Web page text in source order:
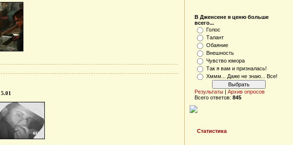
5.01
В Дженсене я ценю больше
всего...
Голос
Талант
Обаяние
Внешность
Чувство юмора
Так я вам и призналась!
Хммм... Даже не знаю... Все!
Результаты | Архив опросов
Всего ответов: 845
Статистика